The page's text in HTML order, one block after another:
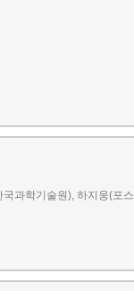
과학기술원), 하지웅(포